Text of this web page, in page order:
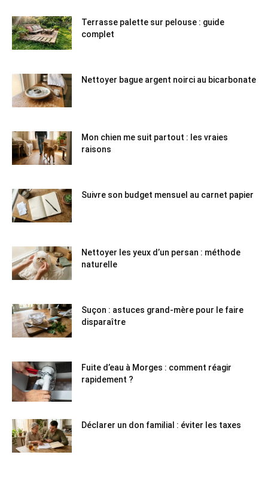
Terrasse palette sur pelouse : guide
complet
Nettoyer bague argent noirci au bicarbonate
Mon chien me suit partout : les vraies
raisons
Suivre son budget mensuel au carnet papier
Nettoyer les yeux d’un persan : méthode
naturelle
Suçon : astuces grand-mère pour le faire
disparaître
Fuite d’eau à Morges : comment réagir
rapidement ?
Déclarer un don familial : éviter les taxes